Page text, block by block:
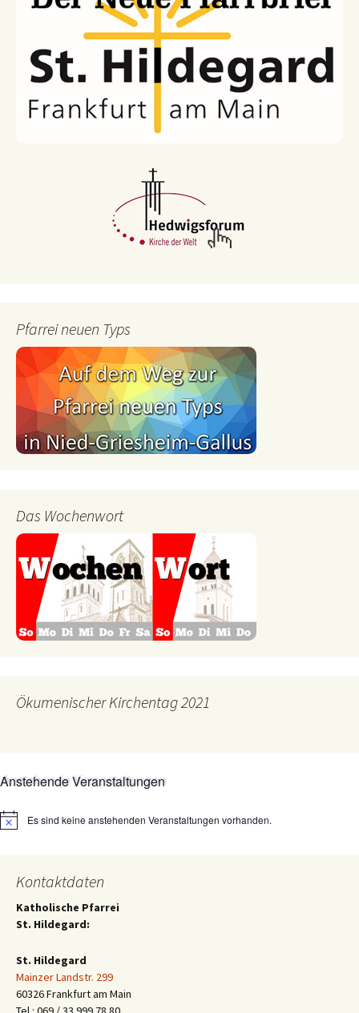
Pfarrei neuen Typs
Das Wochenwort
Ökumenischer Kirchentag 2021
Anstehende Veranstaltungen
HinweisEs sind keine anstehenden Veranstaltungen vorhanden.
Kontaktdaten
Katholische Pfarrei
St. Hildegard:
St. Hildegard
Mainzer Landstr. 299
60326 Frankfurt am Main